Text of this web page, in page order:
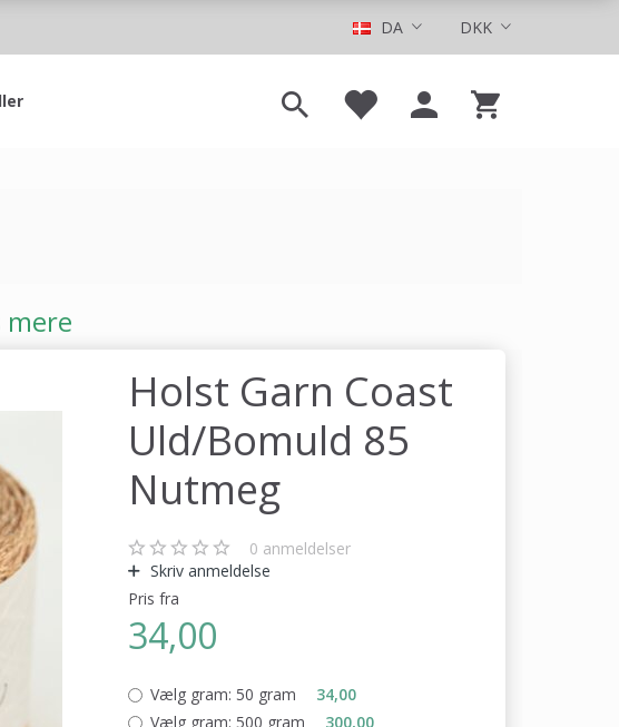
DKK
DA
mere
Holst Garn Coast
Uld/Bomuld 85
Nutmeg
0 anmeldelser
Skriv anmeldelse
Pris fra
34,00
Vælg gram: 50 gram
34,00
Vælg gram: 500 gram 300,00